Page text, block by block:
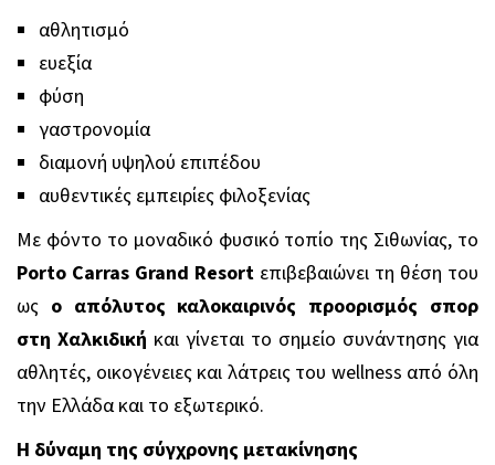
αθλητισμό
ευεξία
φύση
γαστρονομία
διαμονή υψηλού επιπέδου
αυθεντικές εμπειρίες φιλοξενίας
Με φόντο το μοναδικό φυσικό τοπίο της Σιθωνίας, το
Porto Carras Grand Resort επιβεβαιώνει τη θέση του
ως ο απόλυτος καλοκαιρινός προορισμός σπορ
στη Χαλκιδική και γίνεται το σημείο συνάντησης για
αθλητές, οικογένειες και λάτρεις του wellness από όλη
την Ελλάδα και το εξωτερικό.
Η δύναμη της σύγχρονης μετακίνησης